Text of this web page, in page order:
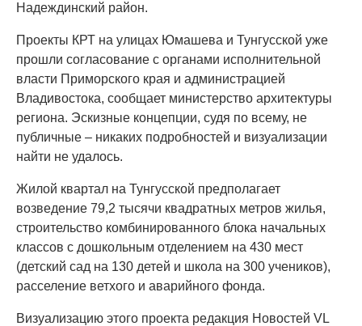
Надеждинский район.
Проекты КРТ на улицах Юмашева и Тунгусской уже
прошли согласование с органами исполнительной
власти Приморского края и администрацией
Владивостока, сообщает министерство архитектуры
региона. Эскизные концепции, судя по всему, не
публичные – никаких подробностей и визуализации
найти не удалось.
Жилой квартал на Тунгусской предполагает
возведение 79,2 тысячи квадратных метров жилья,
строительство комбинированного блока начальных
классов с дошкольным отделением на 430 мест
(детский сад на 130 детей и школа на 300 учеников),
расселение ветхого и аварийного фонда.
Визуализацию этого проекта редакция Новостей VL